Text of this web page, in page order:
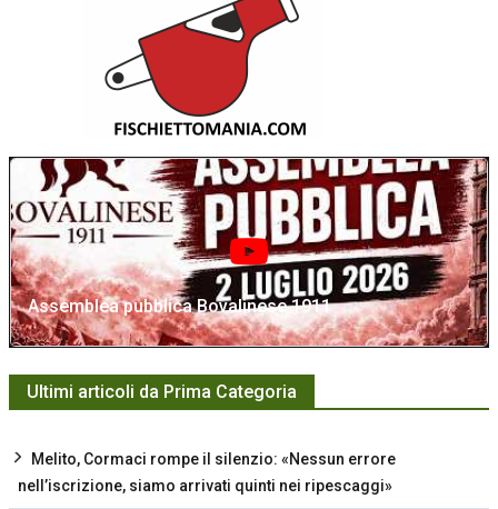
Assemblea pubblica Bovalinese 1911
Ultimi articoli da Prima Categoria
Melito, Cormaci rompe il silenzio: «Nessun errore
nell’iscrizione, siamo arrivati quinti nei ripescaggi»